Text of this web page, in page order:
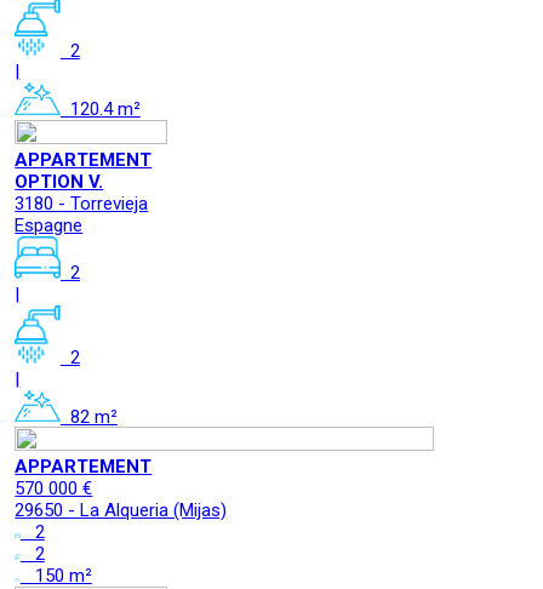
2
120.4 m²
APPARTEMENT
OPTION V.
3180 - Torrevieja
Espagne
2
|
2
|
82 m²
APPARTEMENT
570 000 €
29650 - La Alqueria (Mijas)
2
2
150 m²